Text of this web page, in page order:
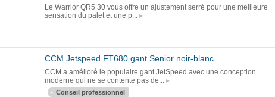
Le Warrior QR5 30 vous offre un ajustement serré pour une meilleure
sensation du palet et une p...
CCM Jetspeed FT680 gant Senior noir-blanc
CCM a amélioré le populaire gant JetSpeed avec une conception
moderne qui ne se contente pas de...
Conseil professionnel